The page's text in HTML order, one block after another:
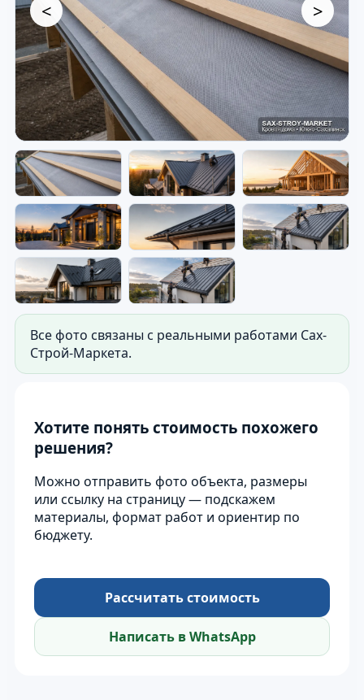
<
Кровельные работы — кровля
частного дома.
Фото для витрины сайта: кровля частного
дома. Используется как первые фото слайдера.
>
Все фото связаны с реальными работами Сах-
Строй-Маркета.
Хотите понять стоимость похожего
решения?
Можно отправить фото объекта, размеры
или ссылку на страницу — подскажем
материалы, формат работ и ориентир по
бюджету.
Рассчитать стоимость
Написать в WhatsApp